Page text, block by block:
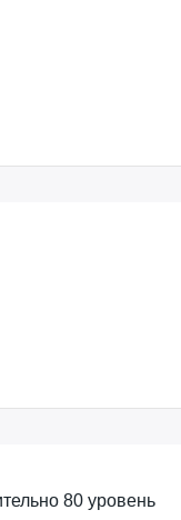
80 уровень